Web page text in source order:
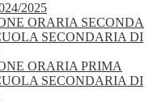
2025
ORARIA SECONDA
SECONDARIA DI
ORARIA PRIMA
SECONDARIA DI